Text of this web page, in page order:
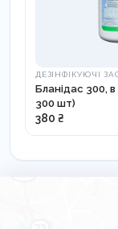
персоналу),
для сухих рук/
ДЕЗІНФІКУЮЧІ
Бланідас 300,
300 шт)
380 ₴